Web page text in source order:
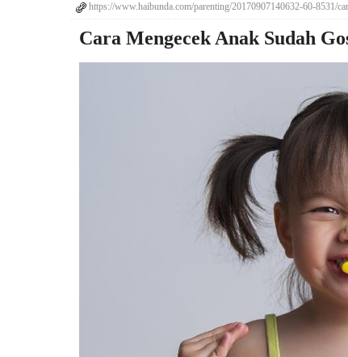
https://www.haibunda.com/parenting/20170907140632-60-8531/
Cara Mengecek Anak Sudah